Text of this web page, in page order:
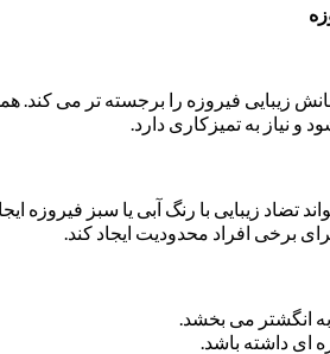
زیبایی فیروزه را برجسته تر می کند.
و نیاز به تمیزکاری دارد.
تضاد زیبایی با رنگ آبی یا سبز فیروزه
برخی افراد محدودیت ایجاد کند.
انگشتر می بخشد.
ای داشته باشد.